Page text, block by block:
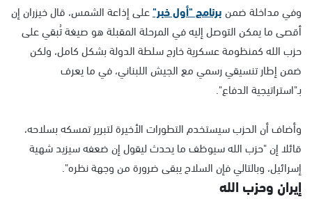
وفي مداخلة ضمنبرنامج "أول خبر"على إذاعة الشمس، قال خيزران إن
أقصى ما يمكن التوصل إليه في المرحلة المقبلة هو صيغة تُبقي على
حزب الله كمنظومة عسكرية خارج سلطة الدولة بشكل كامل، ولكن
ضمن إطار تنسيقي رسمي مع الجيش اللبناني، في ما يعرف
بـ"استراتيجية الدفاع".
وأضاف أن الحزب سيستخدم التطورات الأخيرة لتبرير تمسكه بسلاحه،
قائلا إن "حزب الله سيوظف ما يحدث ليقول إن ضعفه سيزيد شهية
إسرائيل، وبالتالي فإن السلاح يبقى ضرورة من وجهة نظره".
إيران وحزب الله